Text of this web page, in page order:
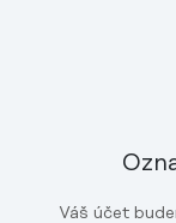
Váš účet